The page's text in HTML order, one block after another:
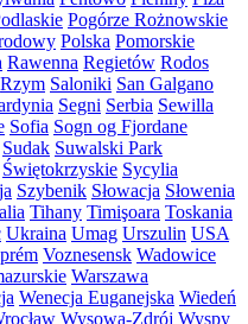
Pogórze Rożnowskie
Polska Pomorskie
Rawenna Regietów Rodos
Rzym Saloniki San Galgano
Segni Serbia Sewilla
Sofia Sogn og Fjordane
Sudak Suwalski Park
Świętokrzyskie Sycylia
Szybenik Słowacja Słowenia
Tihany Timişoara Toskania
Ukraina Umag Urszulin USA
Voznesensk Wadowice
Warszawa
Wenecja Euganejska Wiedeń
Wysowa-Zdrój Wyspy